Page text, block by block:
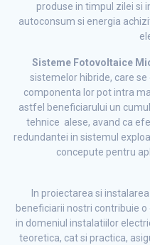
produse in timpul zilei si
autoconsum si energia
Sisteme Fotovoltaice
sistemelor hibride, care
componenta lor pot intra
astfel beneficiarului un
tehnice alese, avand ca
redundantei in sistemul
concepute pentru
In proiectarea si
beneficiarii nostri contribuie
in domeniul instalatiilor
teoretica, cat si practica,